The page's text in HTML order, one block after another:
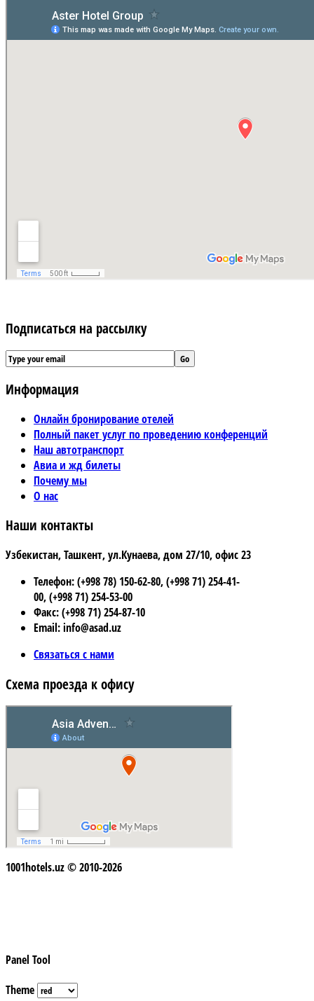
Подписаться на рассылку
Информация
Онлайн бронирование отелей
Полный пакет услуг по проведению конференций
Наш автотранспорт
Авиа и жд билеты
Почему мы
О нас
Наши контакты
Узбекистан, Ташкент, ул.Кунаева, дом 27/10, офис 23
Телефон: (+998 78) 150-62-80, (+998 71) 254-41-
00, (+998 71) 254-53-00
Факс: (+998 71) 254-87-10
Email: info@asad.uz
Связаться с нами
Схема проезда к офису
1001hotels.uz © 2010-2026
Panel Tool
Theme